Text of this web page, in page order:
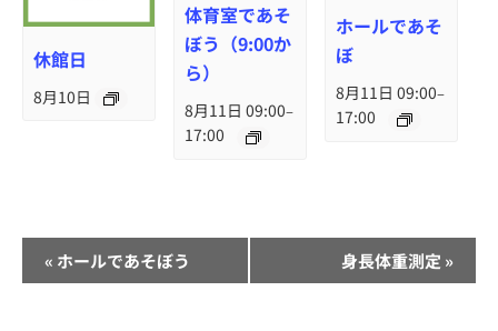
休館日
8月10日
体育室であそ
ぼう（9:00か
ら）
8月11日 09:00–
17:00
ホールであそ
ぼ
8月11日 09:00–
17:00
ベ
« ホールであそぼう 身長体重測定 »